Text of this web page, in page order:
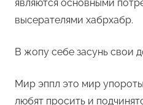
являются основными
высерателями хабрхабр.
В жопу себе засунь свои
Мир эппл это мир
любят просить и